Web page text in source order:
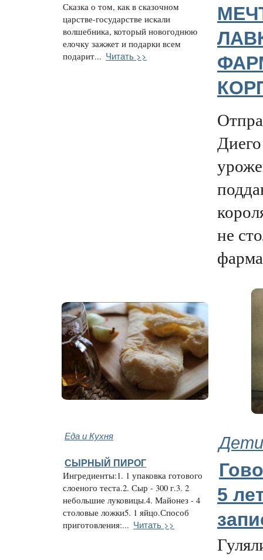
Сказка о том, как в сказочном
царстве-государстве искали
волшебника, который новогоднюю
елочку зажжет и подарки всем
подарит... Читать >>
не
Еда и Кухня
СЫРНЫЙ ПИРОГ
Ингредиенты:1. 1 упаковка готового
слоеного теста.2. Сыр - 300 г.3. 2
небольшие луковицы.4. Майонез - 4
столовые ложки5. 1 яйцо.Способ
приготовления:... Читать >>
5